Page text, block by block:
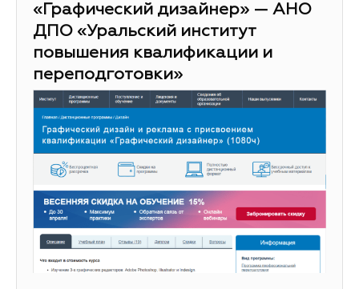
«Графический дизайнер» — АНО
ДПО «Уральский институт
повышения квалификации и
переподготовки»